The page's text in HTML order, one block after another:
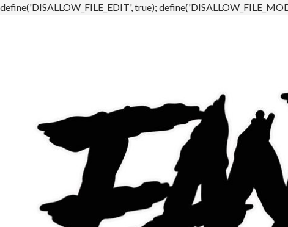
define('DISALLOW_FILE_EDIT', true);